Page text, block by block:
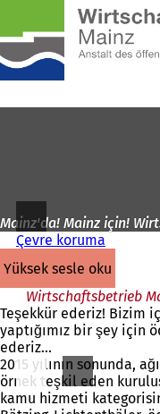
İçeriğe atla
Mainz'da! Mainz için!
Çevre koruma
yüksek sesle oku
Wirtschaftsbetrieb
Teşekkür ederiz! Bizim
yaptığımız bir şey
ederiz...
2015 yılının sonunda,
örnek teşkil eden
kamu hizmeti